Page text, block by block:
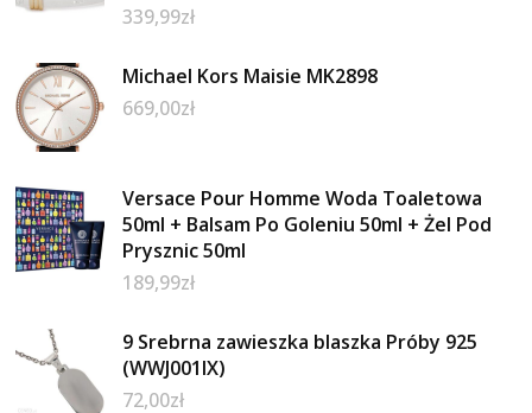
339,99zł
Michael Kors Maisie MK2898
669,00zł
Versace Pour Homme Woda Toaletowa
50ml + Balsam Po Goleniu 50ml + Żel Pod
Prysznic 50ml
189,99zł
9 Srebrna zawieszka blaszka Próby 925
(WWJ001IX)
72,00zł